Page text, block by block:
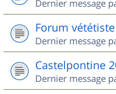
Dernier message
Forum
Dernier message
Castelpontine
Dernier message